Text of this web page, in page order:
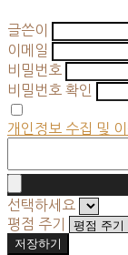
글쓴이
이메일
비밀번호
비밀번호 확인
개인정보 수집 및
선택하세요
평점 주기
저장하기